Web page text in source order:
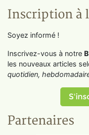
Inscription
Soyez informé !
Inscrivez-vous à notre
les nouveaux articles
quotidien,
Partenaires